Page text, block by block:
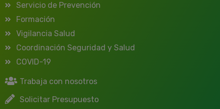
Servicio de Prevención
Formación
Vigilancia Salud
Coordinación Seguridad y Salud
COVID-19
Trabaja con nosotros
Solicitar Presupuesto